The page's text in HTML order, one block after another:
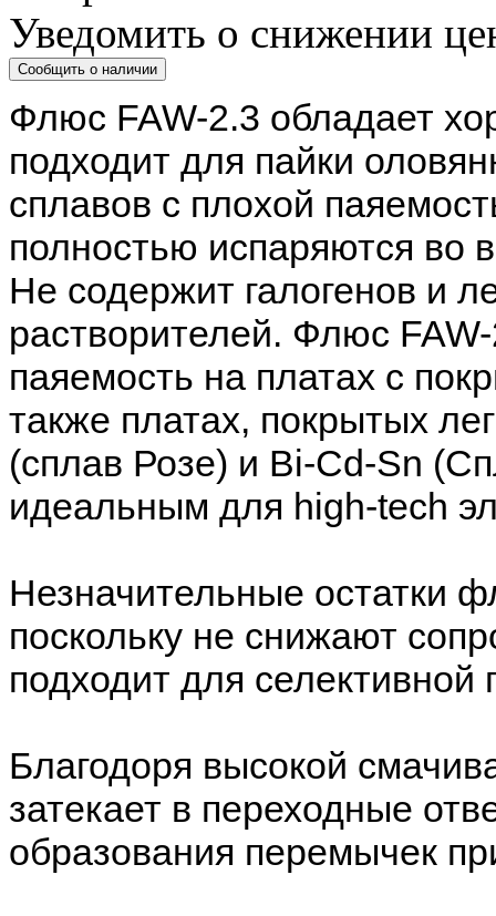
Уведомить о снижении
Флюс FAW-2.3 обладает
подходит для пайки
сплавов с плохой
полностью испаряются во
Не содержит галогенов и
растворителей. Флюс
паяемость на платах с
также платах, покрытых
(сплав Розе) и Bi-Cd-Sn
идеальным для high-tech
Незначительные остатки
поскольку не снижают
подходит для селективной
Благодоря высокой
затекает в переходные
образования перемычек